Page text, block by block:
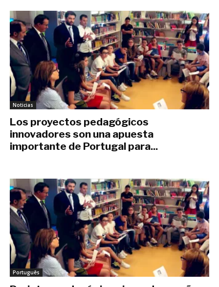
Noticias
Los proyectos pedagógicos
innovadores son una apuesta
importante de Portugal para...
Português